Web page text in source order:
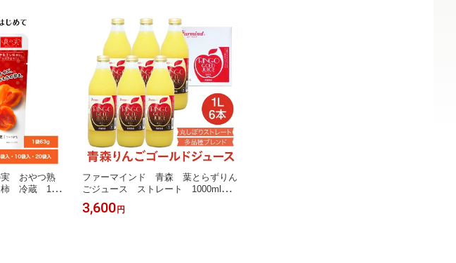
実 おやつ熟
冷蔵 1袋6
ファーマインド 青森 葉とらずりん
ごジュース ストレート 1000mlビ
ン 6本入
3,600 円